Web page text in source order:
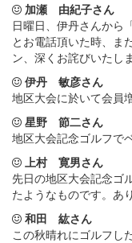
加瀬 由紀子さん
日曜日、伊丹さんから
とお電話頂いた時、ま
ン、深くお詫びいたし
伊丹 敏彦さん
地区大会に於いて会員
星野 節二さん
地区大会記念ゴルフで
上村 寛男さん
先日の地区大会記念ゴ
たようなものです。あ
和田 紘さん
この秋晴れにゴルフし